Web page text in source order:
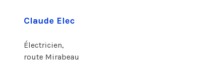
Claude Elec
Électricien,
route Mirabeau